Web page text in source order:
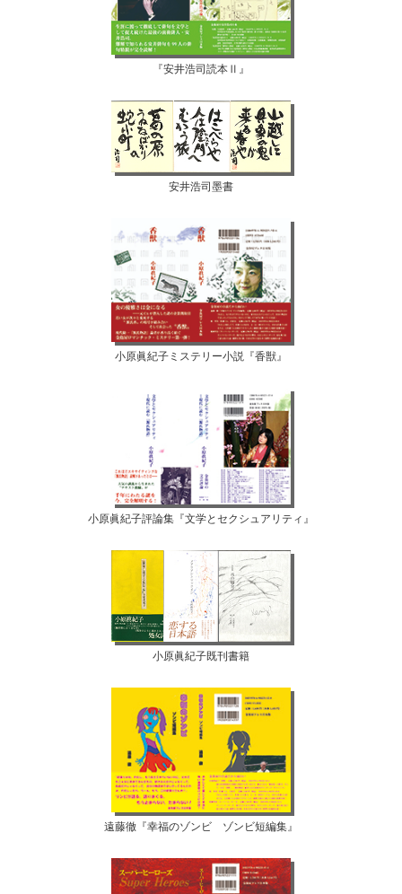
『安井浩司読本Ⅱ』
安井浩司墨書
小原眞紀子ミステリー小説『香獣』
小原眞紀子評論集『文学とセクシュアリティ』
小原眞紀子既刊書籍
遠藤徹『幸福のゾンビ ゾンビ短編集』